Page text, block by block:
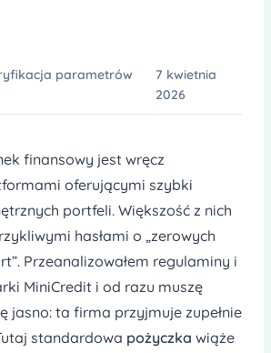
parametrów
7 kwietnia
2026
finansowy jest wręcz
oferującymi szybki
portfeli. Większość z nich
hasłami o „zerowych
Przeanalizowałem regulaminy i
MiniCredit i od razu muszę
jasno: ta firma przyjmuje zupełnie
standardowa pożyczka wiąże